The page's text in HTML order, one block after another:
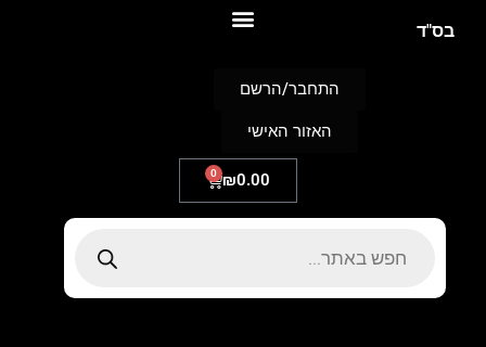
בס"ד
₪0.00
0
התחבר/הרשם
האזור האישי